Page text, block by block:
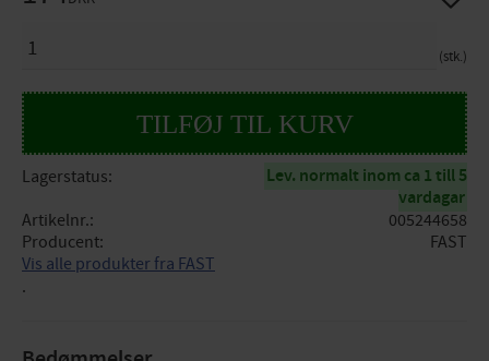
stk.
Lagerstatus
Lev. normalt inom ca 1 till 5
vardagar
Artikelnr.
005244658
Producent
FAST
Vis alle produkter fra FAST
.